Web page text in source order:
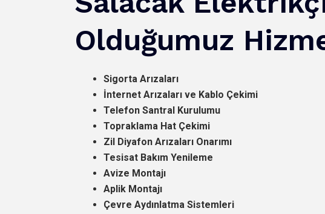
Olduğumuz
Sigorta Arızaları
İnternet Arızaları ve Kablo Çekimi
Telefon Santral Kurulumu
Topraklama Hat Çekimi
Zil Diyafon Arızaları Onarımı
Tesisat Bakım Yenileme
Avize Montajı
Aplik Montajı
Çevre Aydınlatma Sistemleri